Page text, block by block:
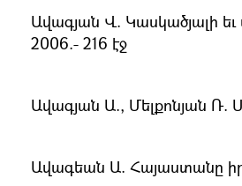
Ավագյան Վ. Կասկածյալի
2006.- 216 էջ
Ավագյան Ա., Մելքոնյան Ռ.
Ավագեան Ա. Հայաստանը